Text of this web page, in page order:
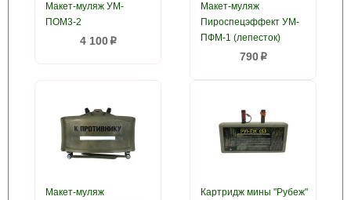
Макет-муляж УМ-
ПОМ3-2
4 100p
Макет-муляж
Пироспецэффект УМ-
ПФМ-1 (лепесток)
790p
Макет-муляж
Картридж мины "Рубеж"